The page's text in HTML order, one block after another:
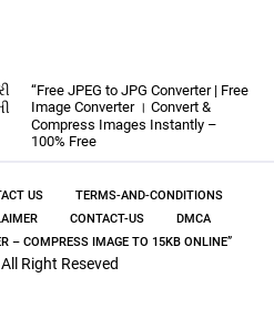
“Free JPEG to JPG Converter | Free
Image Converter । Convert &
Compress Images Instantly –
100% Free
US
TERMS-AND-CONDITIONS
CONTACT-US
DMCA
– COMPRESS IMAGE TO 15KB ONLINE”
All Right Reseved